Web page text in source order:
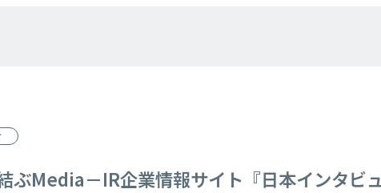
ぶMedia－IR企業情報サイト『日本インタビ